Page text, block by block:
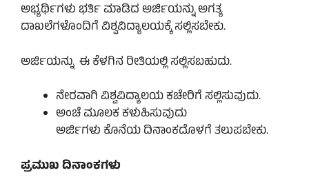
ಅಭ್ಯರ್ಥಿಗಳು ಭರ್ತಿ ಮಾಡಿದ ಅರ್ಜಿಯನ್ನು ಅಗತ್ಯ
ದಾಖಲೆಗಳೊಂದಿಗೆ ವಿಶ್ವವಿದ್ಯಾಲಯಕ್ಕೆ ಸಲ್ಲಿಸಬೇಕು.
ಅರ್ಜಿಯನ್ನು ಈ ಕೆಳಗಿನ ರೀತಿಯಲ್ಲಿ ಸಲ್ಲಿಸಬಹುದು.
ನೇರವಾಗಿ ವಿಶ್ವವಿದ್ಯಾಲಯ ಕಚೇರಿಗೆ ಸಲ್ಲಿಸುವುದು.
ಅಂಚೆ ಮೂಲಕ ಕಳುಹಿಸುವುದು
ಅರ್ಜಿಗಳು ಕೊನೆಯ ದಿನಾಂಕದೊಳಗೆ ತಲುಪಬೇಕು.
ಪ್ರಮುಖ ದಿನಾಂಕಗಳು